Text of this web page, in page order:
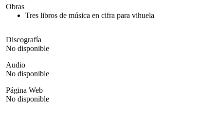
Obras
Tres libros de música en cifra para vihuela
Discografía
No disponible
Audio
No disponible
Página Web
No disponible